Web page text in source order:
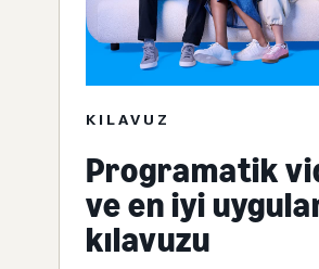
KILAVUZ
Programatik
ve en iyi
kılavuzu